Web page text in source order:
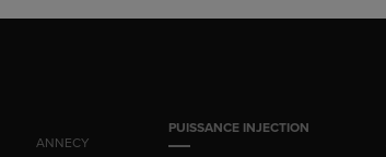
ANNECY
PUISSANCE INJECTION